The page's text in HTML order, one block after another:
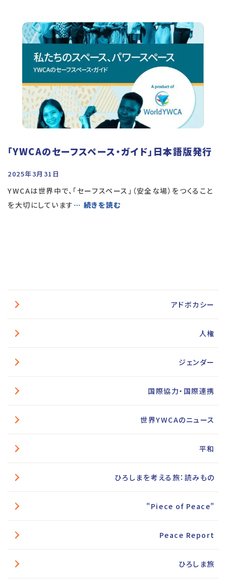
「YWCAのセーフスペース・ガイド」日本語版発行
2025年3月31日
YWCAは世界中で、「セーフスペース」（安全な場）をつくること
を大切にしています … 続きを読む
アドボカシー
人権
ジェンダー
国際協力・国際連携
世界YWCAのニュース
平和
ひろしまを考える旅：読みもの
"Piece of Peace"
Peace Report
ひろしま旅